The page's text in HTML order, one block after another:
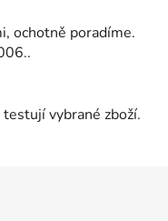
ochotně poradíme.
vybrané zboží.